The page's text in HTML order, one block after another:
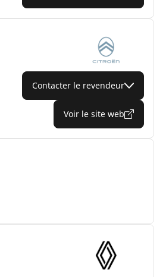
Contacter le revendeur
Voir le site web